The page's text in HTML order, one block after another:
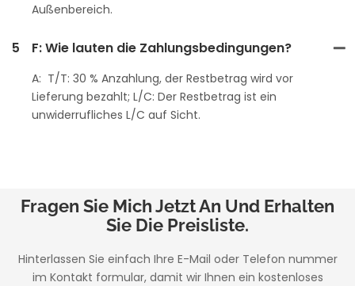
Außenbereich.
5 F: Wie lauten die Zahlungsbedingungen?
A: T/T: 30 % Anzahlung, der Restbetrag wird vor
Lieferung bezahlt; L/C: Der Restbetrag ist ein
unwiderrufliches L/C auf Sicht.
Fragen Sie Mich Jetzt An Und Erhalten
Sie Die Preisliste.
Hinterlassen Sie einfach Ihre E-Mail oder Telefon nummer
im Kontakt formular, damit wir Ihnen ein kostenloses